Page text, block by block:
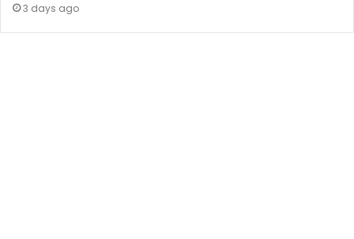
3 days ago